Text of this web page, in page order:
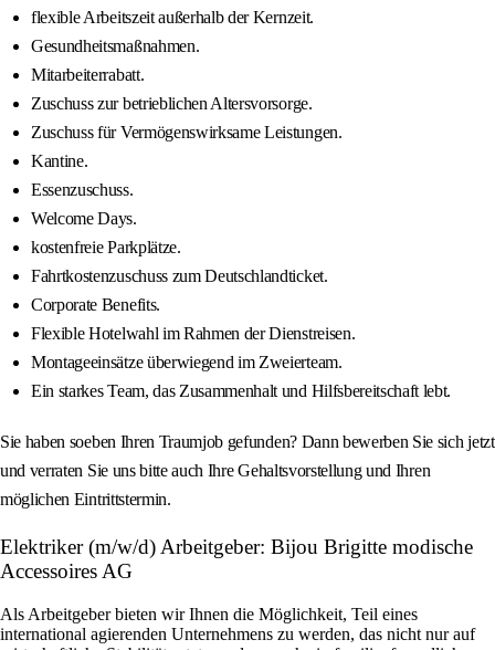
flexible Arbeitszeit außerhalb der Kernzeit.
Gesundheitsmaßnahmen.
Mitarbeiterrabatt.
Zuschuss zur betrieblichen Altersvorsorge.
Zuschuss für Vermögenswirksame Leistungen.
Kantine.
Essenzuschuss.
Welcome Days.
kostenfreie Parkplätze.
Fahrtkostenzuschuss zum Deutschlandticket.
Corporate Benefits.
Flexible Hotelwahl im Rahmen der Dienstreisen.
Montageeinsätze überwiegend im Zweierteam.
Ein starkes Team, das Zusammenhalt und Hilfsbereitschaft lebt.
Sie haben soeben Ihren Traumjob gefunden? Dann bewerben Sie sich jetzt
und verraten Sie uns bitte auch Ihre Gehaltsvorstellung und Ihren
möglichen Eintrittstermin.
Elektriker (m/w/d) Arbeitgeber: Bijou Brigitte modische
Accessoires AG
Als Arbeitgeber bieten wir Ihnen die Möglichkeit, Teil eines
international agierenden Unternehmens zu werden, das nicht nur auf